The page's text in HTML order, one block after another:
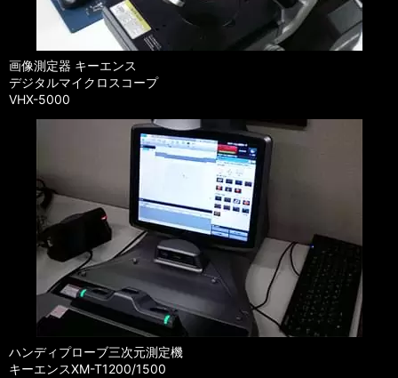
画像測定器 キーエンス
デジタルマイクロスコープ
VHX-5000
ハンディプローブ三次元測定機
キーエンスXM-T1200/1500